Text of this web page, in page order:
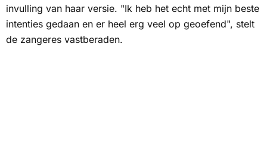
invulling van haar versie. "Ik heb het echt met mijn beste
intenties gedaan en er heel erg veel op geoefend", stelt
de zangeres vastberaden.